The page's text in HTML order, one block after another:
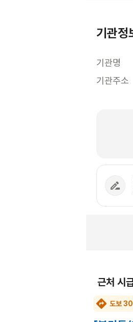
기관정
기관명
기관주소
근처 시
도보 30